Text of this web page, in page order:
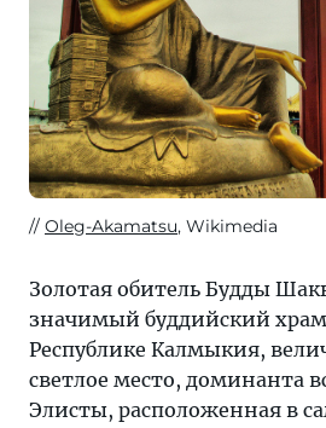
Oleg-Akamatsu, Wikimedia
Золотая обитель Будды
значимый буддийский
Республике Калмыкия,
светлое место, доминанта
Элисты, расположенная в